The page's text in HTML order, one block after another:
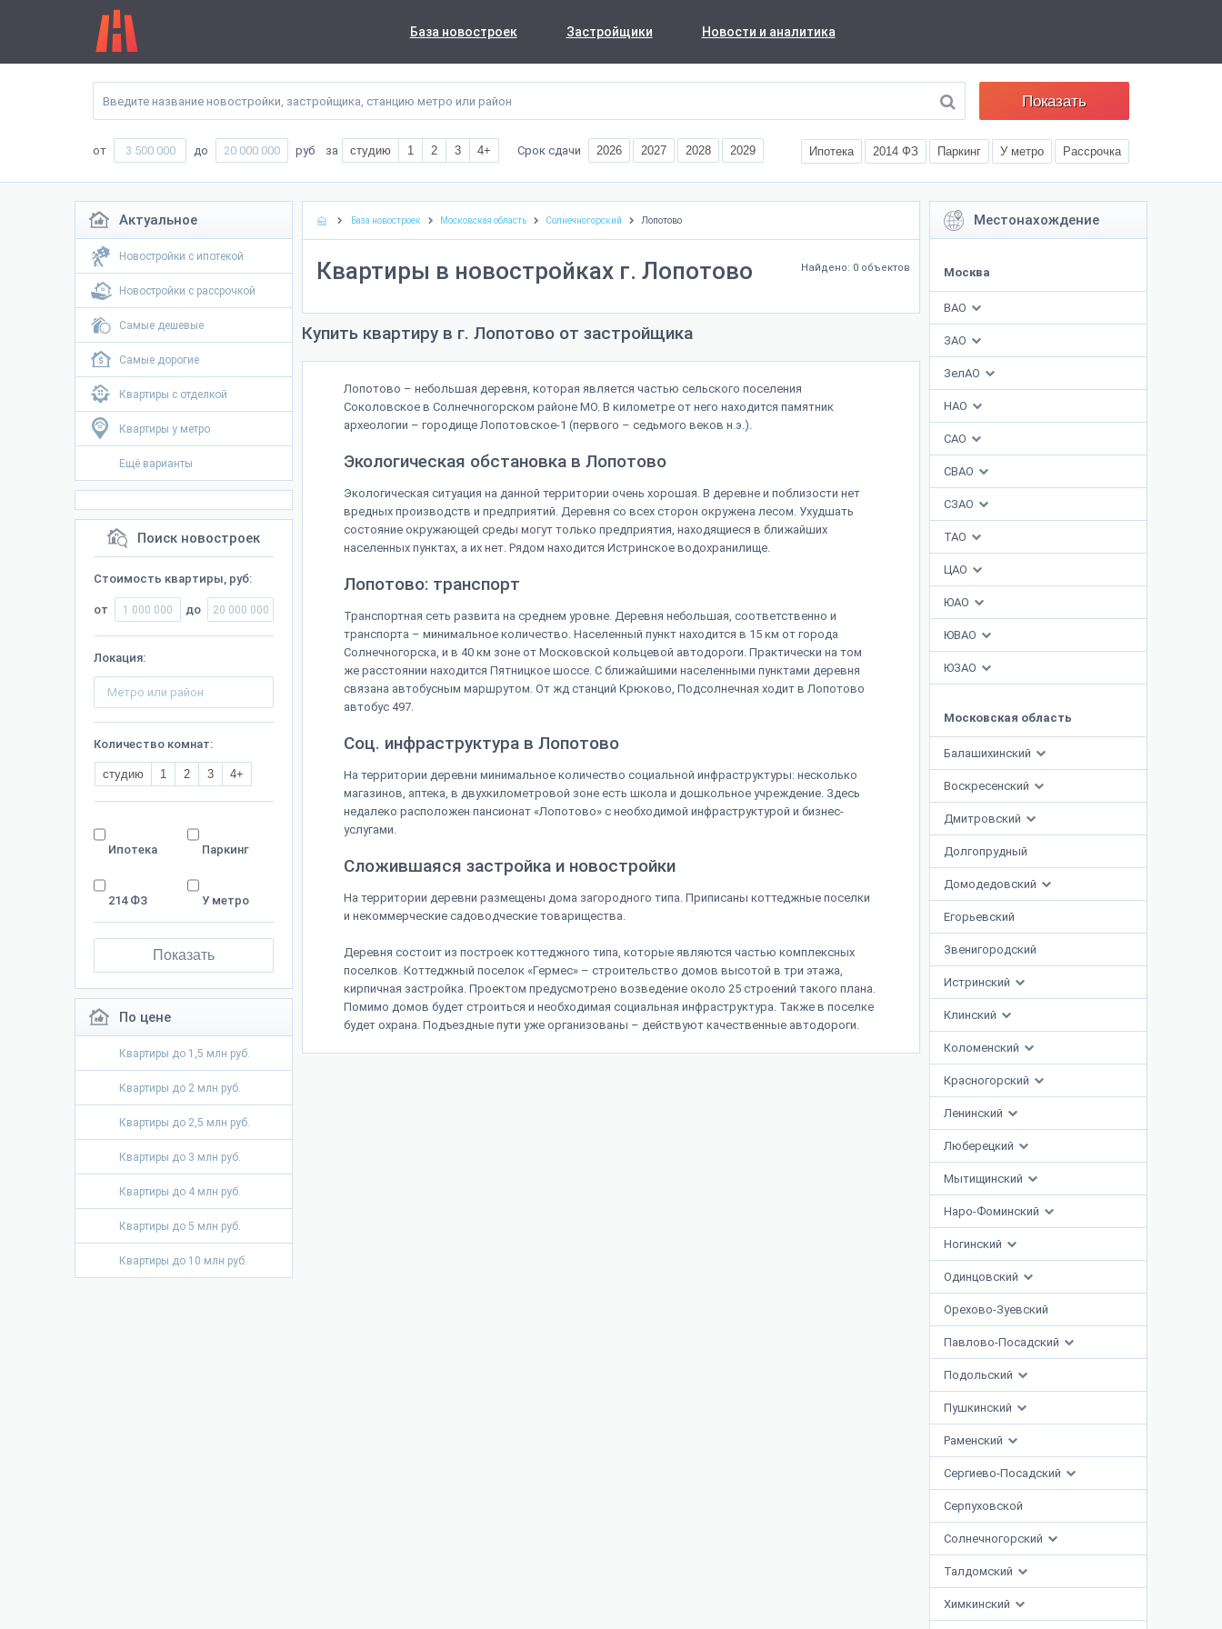
База новостроек Застройщики Новости и аналитика
Показать
от до руб за студию 1 2 3 4+ Срок сдачи 2026 2027 2028 2029 Ипотека 2014 ФЗ Паркинг У метро Рассрочка
Актуальное
Новостройки с ипотекой
Новостройки с рассрочкой
Самые дешевые
Самые дорогие
Квартиры с отделкой
Квартиры у метро
Ещё варианты
Поиск новостроек
Стоимость квартиры, руб:
от до
Локация:
Количество комнат:
студию 1 2 3 4+
Ипотека Паркинг
214 ФЗ У метро
Показать
По цене
Квартиры до 1,5 млн руб.
Квартиры до 2 млн руб.
Квартиры до 2,5 млн руб.
Квартиры до 3 млн руб.
Квартиры до 4 млн руб.
Квартиры до 5 млн руб.
Квартиры до 10 млн руб.
Местонахождение
Москва
ВАО
ЗАО
ЗелАО
НАО
САО
СВАО
СЗАО
ТАО
ЦАО
ЮАО
ЮВАО
ЮЗАО
Московская область
Балашихинский
Воскресенский
Дмитровский
Долгопрудный
Домодедовский
Егорьевский
Звенигородский
Истринский
Клинский
Коломенский
Красногорский
Ленинский
Люберецкий
Мытищинский
Наро-Фоминский
Ногинский
Одинцовский
Орехово-Зуевский
Павлово-Посадский
Подольский
Пушкинский
Раменский
Сергиево-Посадский
Серпуховской
Солнечногорский
Талдомский
Химкинский
База новостроек Московская область Солнечногорский Лопотово
Найдено: 0 объектов
Квартиры в новостройках г. Лопотово
Купить квартиру в г. Лопотово от застройщика
Лопотово – небольшая деревня, которая является частью сельского поселения
Соколовское в Солнечногорском районе МО. В километре от него находится памятник
археологии – городище Лопотовское-1 (первого – седьмого веков н.э.).
Экологическая обстановка в Лопотово
Экологическая ситуация на данной территории очень хорошая. В деревне и поблизости нет
вредных производств и предприятий. Деревня со всех сторон окружена лесом. Ухудшать
состояние окружающей среды могут только предприятия, находящиеся в ближайших
населенных пунктах, а их нет. Рядом находится Истринское водохранилище.
Лопотово: транспорт
Транспортная сеть развита на среднем уровне. Деревня небольшая, соответственно и
транспорта – минимальное количество. Населенный пункт находится в 15 км от города
Солнечногорска, и в 40 км зоне от Московской кольцевой автодороги. Практически на том
же расстоянии находится Пятницкое шоссе. С ближайшими населенными пунктами деревня
связана автобусным маршрутом. От жд станций Крюково, Подсолнечная ходит в Лопотово
автобус 497.
Соц. инфраструктура в Лопотово
На территории деревни минимальное количество социальной инфраструктуры: несколько
магазинов, аптека, в двухкилометровой зоне есть школа и дошкольное учреждение. Здесь
недалеко расположен пансионат «Лопотово» с необходимой инфраструктурой и бизнес-
услугами.
Сложившаяся застройка и новостройки
На территории деревни размещены дома загородного типа. Приписаны коттеджные поселки
и некоммерческие садоводческие товарищества.
Деревня состоит из построек коттеджного типа, которые являются частью комплексных
поселков. Коттеджный поселок «Гермес» – строительство домов высотой в три этажа,
кирпичная застройка. Проектом предусмотрено возведение около 25 строений такого плана.
Помимо домов будет строиться и необходимая социальная инфраструктура. Также в поселке
будет охрана. Подъездные пути уже организованы – действуют качественные автодороги.